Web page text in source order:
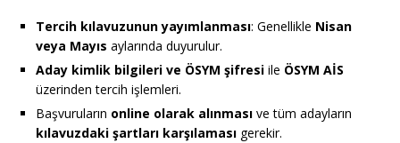
Tercih kılavuzunun yayımlanması: Genellikle Nisan
veya Mayıs aylarında duyurulur.
Aday kimlik bilgileri ve ÖSYM şifresi ile ÖSYM AİS
üzerinden tercih işlemleri.
Başvuruların online olarak alınması ve tüm adayların
kılavuzdaki şartları karşılaması gerekir.